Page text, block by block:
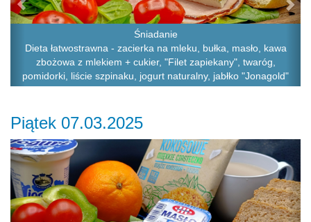
Śniadanie
Dieta łatwostrawna - zacierka na mleku, bułka, masło, kawa
zbożowa z mlekiem + cukier, "Filet zapiekany", twaróg,
pomidorki, liście szpinaku, jogurt naturalny, jabłko "Jonagold"
Piątek 07.03.2025
Previous